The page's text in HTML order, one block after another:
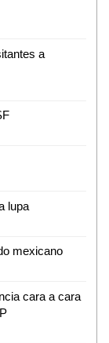
a
lupa
mexicano
cara a cara